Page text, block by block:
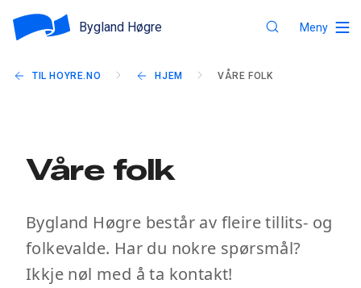
Bygland Høgre Meny
TIL HOYRE.NO HJEM VÅRE FOLK
Våre folk
Bygland Høgre består av fleire tillits- og
folkevalde. Har du nokre spørsmål?
Ikkje nøl med å ta kontakt!